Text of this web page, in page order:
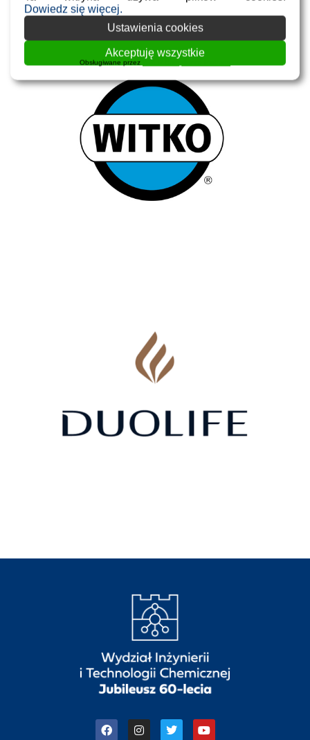
Dowiedz się więcej.
Ustawienia cookies
Akceptuję wszystkie
Obsługiwane przez